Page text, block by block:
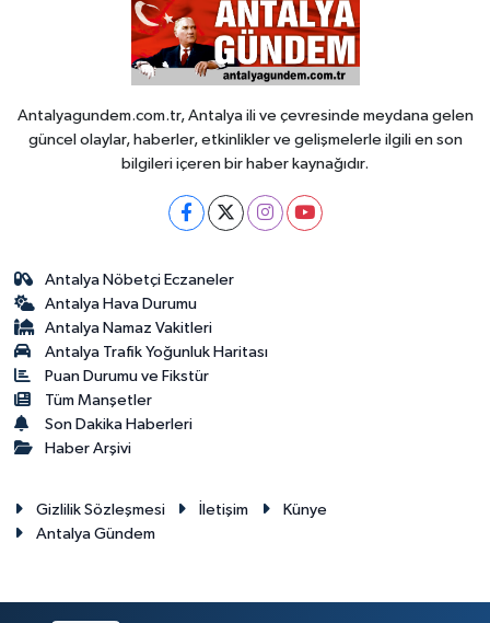
Antalyagundem.com.tr, Antalya ili ve çevresinde meydana gelen
güncel olaylar, haberler, etkinlikler ve gelişmelerle ilgili en son
bilgileri içeren bir haber kaynağıdır.
Antalya Nöbetçi Eczaneler
Antalya Hava Durumu
Antalya Namaz Vakitleri
Antalya Trafik Yoğunluk Haritası
Puan Durumu ve Fikstür
Tüm Manşetler
Son Dakika Haberleri
Haber Arşivi
Gizlilik Sözleşmesi İletişim
Künye
Antalya Gündem